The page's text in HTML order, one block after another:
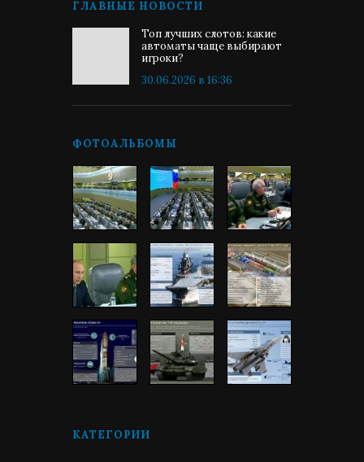
ГЛАВНЫЕ НОВОСТИ
Топ лучших слотов: какие
автоматы чаще выбирают
игроки?
30.06.2026 в 16:36
ФОТОАЛЬБОМЫ
КАТЕГОРИИ